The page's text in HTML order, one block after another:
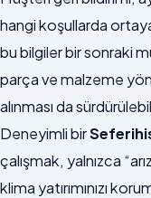
hangi koşullarda
bu bilgiler bir sonraki
parça ve malzeme
alınması da
Deneyimli bir
çalışmak, yalnızca
klima yatırımınızı